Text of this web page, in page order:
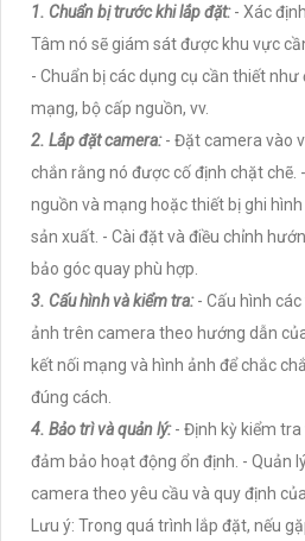
1. Chuẩn bị trước khi lắp đặt:- Xác
Tâm nó sẽ giám sát được khu vực
- Chuẩn bị các dụng cụ cần thiết
mạng, bộ cấp nguồn, vv.
2. Lắp đặt camera:- Đặt camera vào
chắn rằng nó được cố định chặt chẽ.
nguồn và mạng hoặc thiết bị ghi
sản xuất. - Cài đặt và điều chỉnh
bảo góc quay phù hợp.
3. Cấu hình và kiểm tra:- Cấu hình
ảnh trên camera theo hướng dẫn
kết nối mạng và hình ảnh để chắc
đúng cách.
4. Bảo trì và quản lý:- Định kỳ kiểm tra
đảm bảo hoạt động ổn định. - Quản
camera theo yêu cầu và quy định
Lưu ý: Trong quá trình lắp đặt, nếu